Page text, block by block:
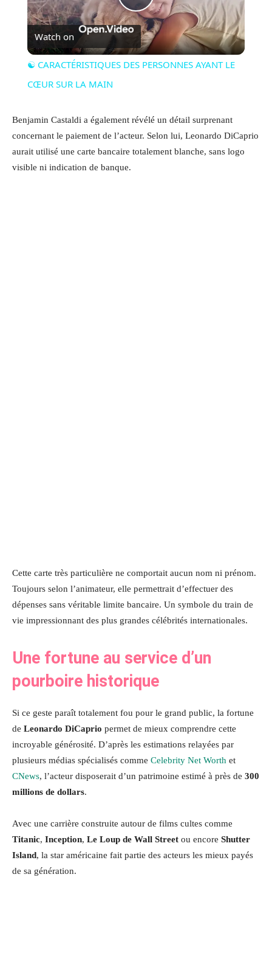
Play
Video
Watch on
☯ CARACTÉRISTIQUES DES PERSONNES AYANT LE
CŒUR SUR LA MAIN
Benjamin Castaldi a également révélé un détail surprenant
concernant le paiement de l’acteur. Selon lui, Leonardo DiCaprio
aurait utilisé une carte bancaire totalement blanche, sans logo
visible ni indication de banque.
Cette carte très particulière ne comportait aucun nom ni prénom.
Toujours selon l’animateur, elle permettrait d’effectuer des
dépenses sans véritable limite bancaire. Un symbole du train de
vie impressionnant des plus grandes célébrités internationales.
Une fortune au service d’un
pourboire historique
Si ce geste paraît totalement fou pour le grand public, la fortune
de Leonardo DiCaprio permet de mieux comprendre cette
incroyable générosité. D’après les estimations relayées par
plusieurs médias spécialisés comme Celebrity Net Worth et
CNews, l’acteur disposerait d’un patrimoine estimé à près de 300
millions de dollars.
Avec une carrière construite autour de films cultes comme
Titanic, Inception, Le Loup de Wall Street ou encore Shutter
Island, la star américaine fait partie des acteurs les mieux payés
de sa génération.